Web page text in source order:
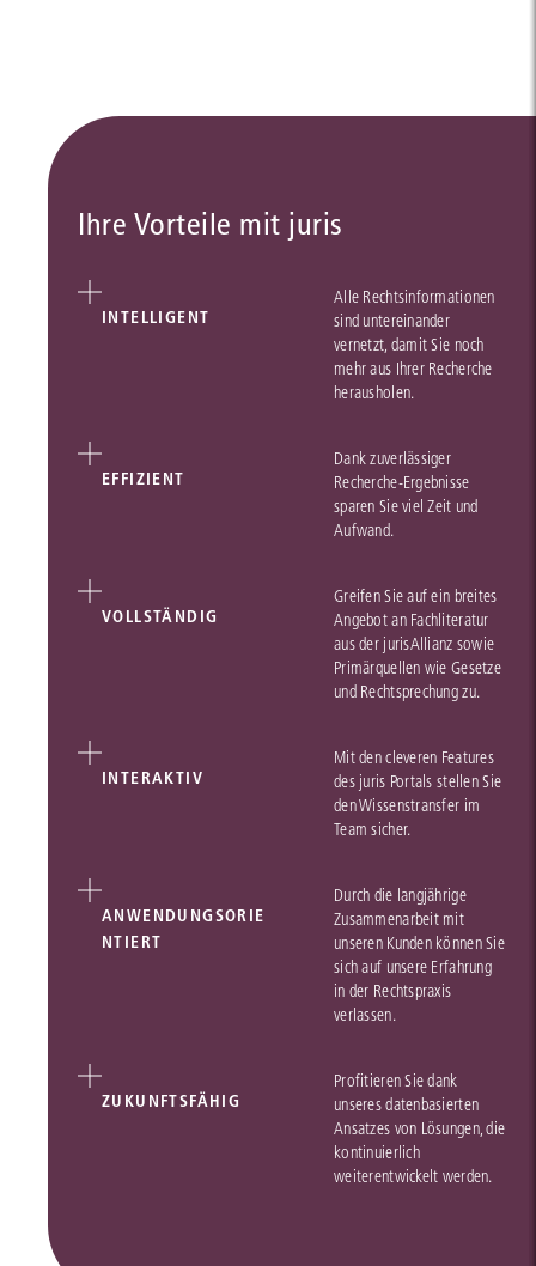
Ihre Vorteile mit juris
INTELLIGENT
Alle Rechtsinformationen
sind untereinander
vernetzt, damit Sie noch
mehr aus Ihrer Recherche
herausholen.
EFFIZIENT
Dank zuverlässiger
Recherche-Ergebnisse
sparen Sie viel Zeit und
Aufwand.
VOLLSTÄNDIG
Greifen Sie auf ein breites
Angebot an Fachliteratur
aus der jurisAllianz sowie
Primärquellen wie Gesetze
und Rechtsprechung zu.
INTERAKTIV
Mit den cleveren Features
des juris Portals stellen Sie
den Wissenstransfer im
Team sicher.
ANWENDUNGSORIE
NTIERT
Durch die langjährige
Zusammenarbeit mit
unseren Kunden können Sie
sich auf unsere Erfahrung
in der Rechtspraxis
verlassen.
ZUKUNFTSFÄHIG
Profitieren Sie dank
unseres datenbasierten
Ansatzes von Lösungen, die
kontinuierlich
weiterentwickelt werden.